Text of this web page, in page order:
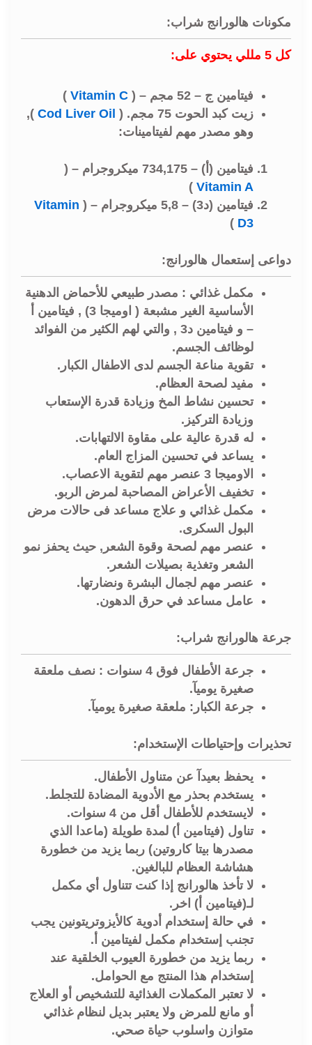
مكونات هالورانج شراب:
كل 5 مللي يحتوي على:
فيتامين ج – 52 مجم – ( Vitamin C
)
زيت كبد الحوت 75 مجم. (
Cod Liver Oil
),
وهو مصدر مهم لفيتامينات:
فيتامين (أ) – 734,175 ميكروجرام – (
Vitamin A
)
فيتامين (د3) – 5,8 ميكروجرام – (
Vitamin
D3
)
دواعى إستعمال هالورانج:
مكمل غذائي : مصدر طبيعي للأحماض الدهنية
الأساسية الغير مشبعة ( اوميجا 3) , فيتامين أ
– و فيتامين د3 , والتي لهم الكثير من الفوائد
لوظائف الجسم.
تقوية مناعة الجسم لدى الاطفال الكبار.
مفيد لصحة العظام.
تحسين نشاط المخ وزيادة قدرة الإستعاب
وزيادة التركيز.
له قدرة عالية على مقاوة الالتهابات.
يساعد في تحسين المزاج العام.
الاوميجا 3 عنصر مهم لتقوية الاعصاب.
تخفيف الأعراض المصاحبة لمرض الربو.
مكمل غذائي و علاج مساعد فى حالات مرض
البول السكرى.
عنصر مهم لصحة وقوة الشعر, حيث يحفز نمو
الشعر وتغذية بصيلات الشعر.
عنصر مهم لجمال البشرة ونضارتها.
عامل مساعد في حرق الدهون.
جرعة هالورانج شراب:
جرعة الأطفال فوق 4 سنوات : نصف ملعقة
صغيرة يوميآ.
جرعة الكبار: ملعقة صغيرة يوميآ.
تحذيرات وإحتياطات الإستخدام:
يحفظ بعيدآ عن متناول الأطفال.
يستخدم بحذر مع الأدوية المضادة للتجلط.
لايستخدم للأطفال أقل من 4 سنوات.
تناول (فيتامين أ) لمدة طويلة (ماعدا الذي
مصدرها بيتا كاروتين) ربما يزيد من خطورة
هشاشة العظام للبالغين.
لا تأخذ هالورانج إذا كنت تتناول أي مكمل
لـ(فيتامين أ) اخر.
في حالة إستخدام أدوية كالأيزوتريتونين يجب
تجنب إستخدام مكمل لفيتامين أ.
ربما يزيد من خطورة العيوب الخلقية عند
إستخدام هذا المنتج مع الحوامل.
لا تعتبر المكملات الغذائية للتشخيص أو العلاج
أو مانع للمرض ولا يعتبر بديل لنظام غذائي
متوازن واسلوب حياة صحي.